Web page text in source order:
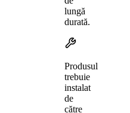
lungă
durată.
Produsul
trebuie
instalat
de
către